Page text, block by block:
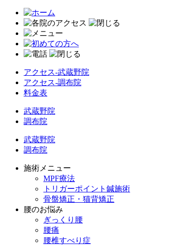
アクセス-武蔵野院
アクセス-調布院
料金表
武蔵野院
調布院
武蔵野院
調布院
施術メニュー
MPF療法
トリガーポイント鍼施術
骨盤矯正・猫背矯正
腰のお悩み
ぎっくり腰
腰痛
腰椎すべり症